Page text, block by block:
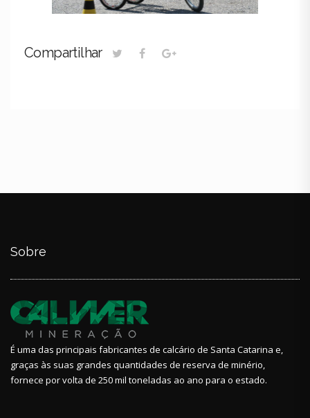
Compartilhar
Sobre
É uma das principais fabricantes de calcário de Santa Catarina e,
graças às suas grandes quantidades de reserva de minério,
fornece por volta de 250 mil toneladas ao ano para o estado.